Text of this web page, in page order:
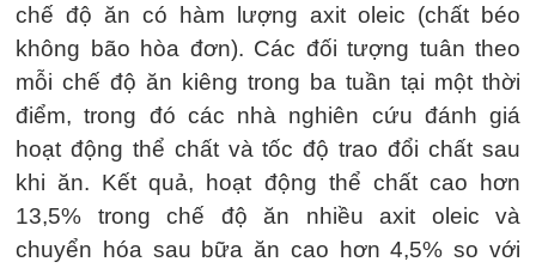
chế độ ăn có hàm lượng axit oleic (chất béo
không bão hòa đơn). Các đối tượng tuân theo
mỗi chế độ ăn kiêng trong ba tuần tại một thời
điểm, trong đó các nhà nghiên cứu đánh giá
hoạt động thể chất và tốc độ trao đổi chất sau
khi ăn. Kết quả, hoạt động thể chất cao hơn
13,5% trong chế độ ăn nhiều axit oleic và
chuyển hóa sau bữa ăn cao hơn 4,5% so với